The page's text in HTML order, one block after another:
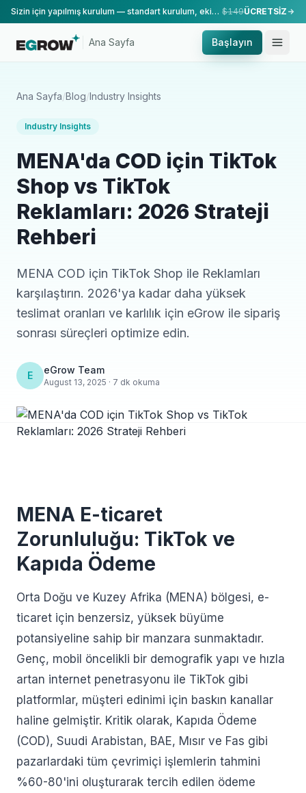
Sizin için yapılmış kurulum — standart kurulum, ekibimiz tarafından yapılır. $149ÜCRETSİZ
Ana Sayfa Başlayın
Ana Sayfa/Blog/Industry Insights
Industry Insights
MENA'da COD için TikTok
Shop vs TikTok
Reklamları: 2026 Strateji
Rehberi
MENA COD için TikTok Shop ile Reklamları
karşılaştırın. 2026'ya kadar daha yüksek
teslimat oranları ve karlılık için eGrow ile sipariş
sonrası süreçleri optimize edin.
E eGrow Team
August 13, 2025 · 7 dk okuma
MENA E-ticaret
Zorunluluğu: TikTok ve
Kapıda Ödeme
Orta Doğu ve Kuzey Afrika (MENA) bölgesi, e-
ticaret için benzersiz, yüksek büyüme
potansiyeline sahip bir manzara sunmaktadır.
Genç, mobil öncelikli bir demografik yapı ve hızla
artan internet penetrasyonu ile TikTok gibi
platformlar, müşteri edinimi için baskın kanallar
haline gelmiştir. Kritik olarak, Kapıda Ödeme
(COD), Suudi Arabistan, BAE, Mısır ve Fas gibi
pazarlardaki tüm çevrimiçi işlemlerin tahmini
%60-80'ini oluşturarak tercih edilen ödeme